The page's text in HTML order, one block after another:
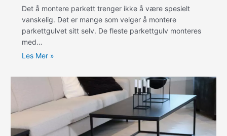
Det å montere parkett trenger ikke å være spesielt
vanskelig. Det er mange som velger å montere
parkettgulvet sitt selv. De fleste parkettgulv monteres
med…
Les Mer »